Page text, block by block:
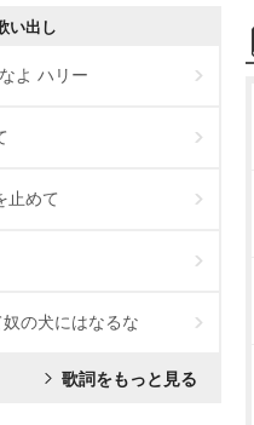
い出し
よ ハリー
止めて
の犬にはなるな
歌詞をもっと見る